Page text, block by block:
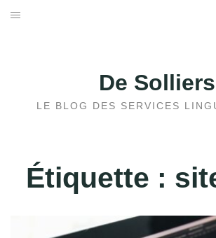
Aller
De Solliers
LE BLOG DES SERVICES
Étiquette :
TECHNIQUES ET OUTILS DE TRADUCTION
CULTURE ET LANGUES